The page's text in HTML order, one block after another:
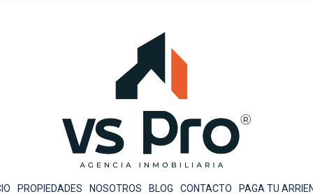
PROPIEDADES NOSOTROS BLOG CONTACTO PAGA TU